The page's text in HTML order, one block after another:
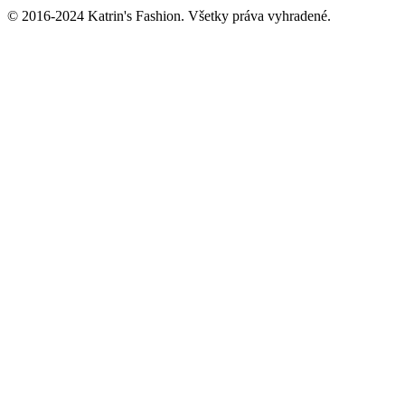
© 2016-2024 Katrin's Fashion. Všetky práva vyhradené.